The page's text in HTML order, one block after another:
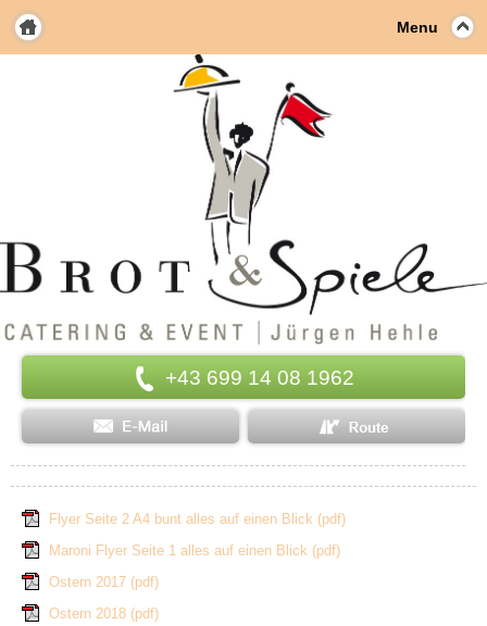
Menu
+43 699 14 08 1962
Flyer Seite 2 A4 bunt alles auf einen Blick (pdf)
Maroni Flyer Seite 1 alles auf einen Blick (pdf)
Ostern 2017 (pdf)
Ostern 2018 (pdf)